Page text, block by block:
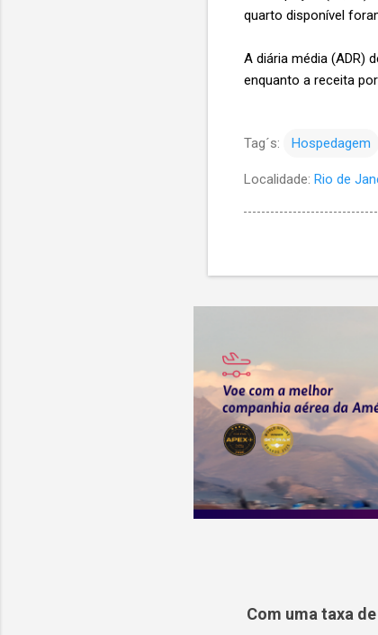
quarto disponível
A diária média (ADR)
enquanto a receita
Tag´s: Hospedagem
Localidade: Rio de
Com uma taxa